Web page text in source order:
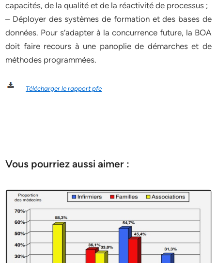
capacités, de la qualité et de la réactivité de processus ;
– Déployer des systèmes de formation et des bases de
données. Pour s’adapter à la concurrence future, la BOA
doit faire recours à une panoplie de démarches et de
méthodes programmées.
Télécharger le rapport pfe
Vous pourriez aussi aimer :